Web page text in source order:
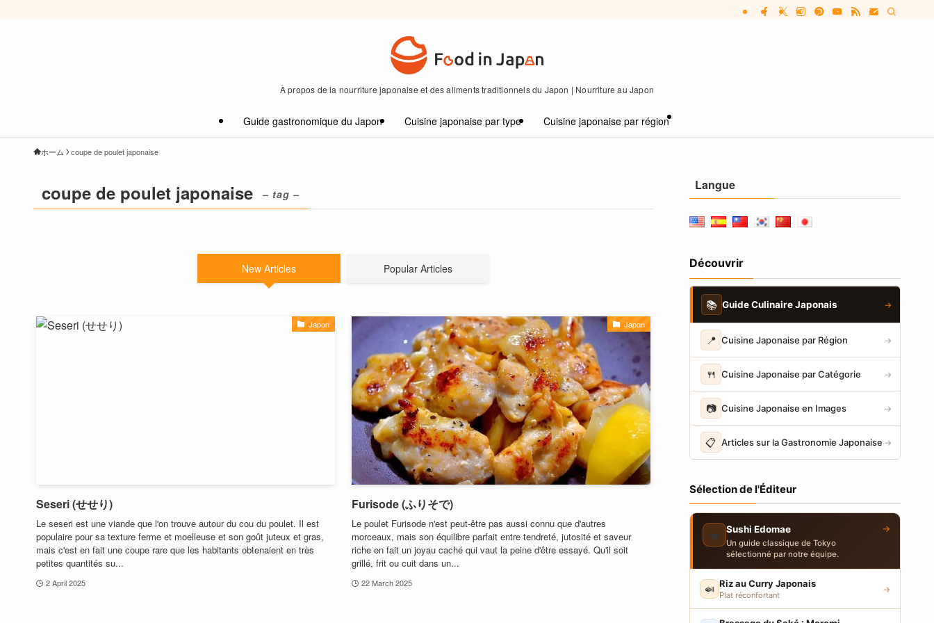
À propos de la nourriture japonaise et des aliments traditionnels du Japon | Nourriture au Japon
Guide gastronomique du Japon Cuisine japonaise par type Cuisine japonaise par région
ホーム coupe de poulet japonaise
coupe de poulet japonaise – tag –
New Articles Popular Articles
Japon
Seseri (せせり)
Le seseri est une viande que l'on trouve autour du cou du poulet. Il est
populaire pour sa texture ferme et moelleuse et son goût juteux et gras,
mais c'est en fait une coupe rare que les habitants obtenaient en très
petites quantités su...
2 April 2025
Japon
Furisode (ふりそで)
Le poulet Furisode n'est peut-être pas aussi connu que d'autres
morceaux, mais son équilibre parfait entre tendreté, jutosité et saveur
riche en fait un joyau caché qui vaut la peine d'être essayé. Qu'il soit
grillé, frit ou cuit dans un...
22 March 2025
Langue
Découvrir
📚 Guide Culinaire Japonais →
📍 Cuisine Japonaise par Région →
🍴 Cuisine Japonaise par Catégorie →
📷 Cuisine Japonaise en Images →
📋 Articles sur la Gastronomie Japonaise →
Sélection de l'Éditeur
🍣 Sushi Edomae
Un guide classique de Tokyo
sélectionné par notre équipe.
→
🍛 Riz au Curry Japonais
Plat réconfortant
→